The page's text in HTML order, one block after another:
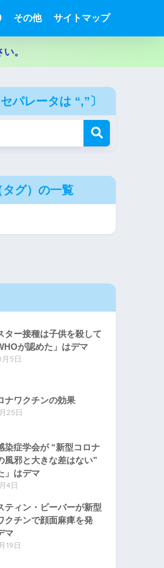
その他 サイトマップ
。
パレータは “,”〕
グ）の一覧
ター接種は子供を殺して
が認めた」はデマ
5日
ナワクチンの効果
25日
染症学会が “新型コロナ
風邪と大きな差はない”
」はデマ
4日
ティン・ビーバーが新型
クチンで顔面麻痺を発
マ
19日